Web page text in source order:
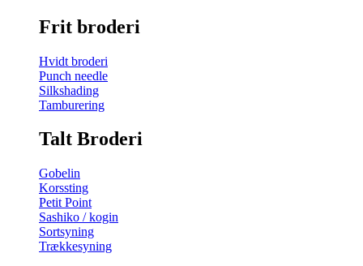
Frit broderi
Hvidt broderi
Punch needle
Silkshading
Tamburering
Talt Broderi
Gobelin
Korssting
Petit Point
Sashiko / kogin
Sortsyning
Trækkesyning